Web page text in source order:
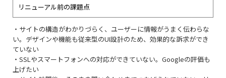
リニューアル前の課題点
・サイトの構造がわかりづらく、ユーザーに情報がうまく伝わらな
い。デザインや機能も従来型のUI設計のため、効果的な訴求ができ
ていない
・SSLやスマートフォンへの対応ができていない。Googleの評価も
上げたい